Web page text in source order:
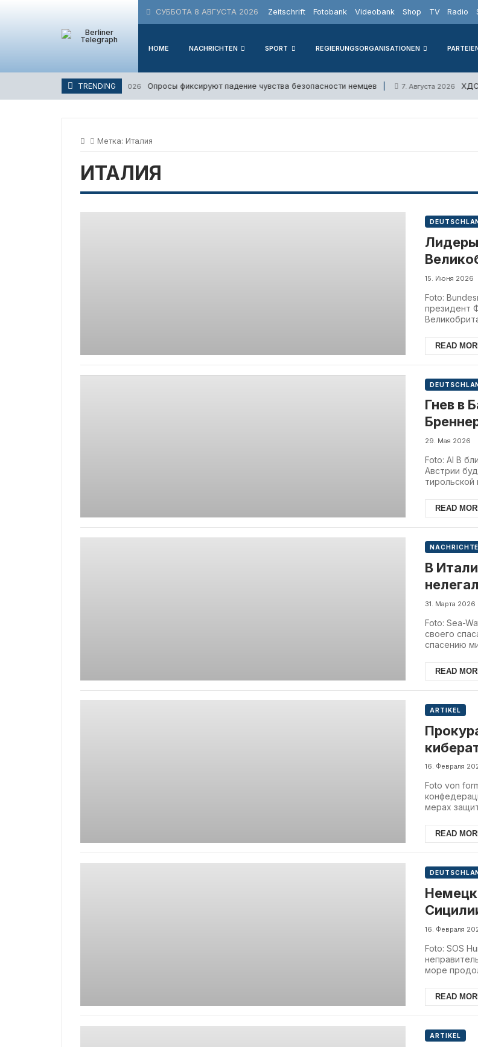
СУББОТА 8 АВГУСТА 2026 Zeitschrift Fotobank Videobank Shop TV Radio
HOME NACHRICHTEN SPORT REGIERUNGSORGANISATIONEN
TRENDING
3. Августа 2026 Опросы фиксируют падение чувства безопасности немцев 7. Августа 2026 ХДС/
Метка: Италия
ИТАЛИЯ
по Ирану
15. Июня 2026
Foto:
президент
READ
Гнев в
29. Мая 2026
Foto: AI В
Австрии
тирольской
READ
В
31. Марта 2026
Foto: Sea-
своего
спасению
READ
ARTIKEL
16. Февраля
Foto von
мерах
READ
16. Февраля
Foto: SOS
море
READ
ARTIKEL